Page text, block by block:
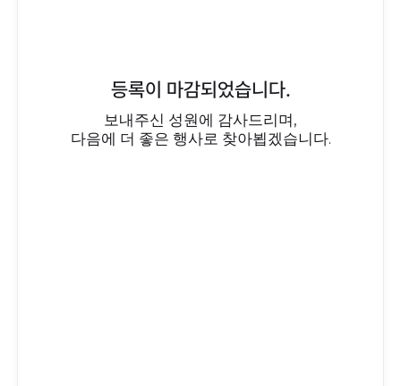
등록이 마감되었습니다.
보내주신 성원에 감사드리며,
다음에 더 좋은 행사로 찾아뵙겠습니다.